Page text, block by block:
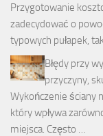
Przygotowanie
zadecydować o
typowych pułapek,
Błędy przy
przyczyny,
Wykończenie ściany
który wpływa
miejsca. Często …